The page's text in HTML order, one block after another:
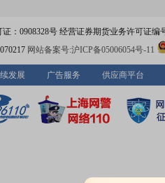
股权质押：蒲忠杰自2024-08-16
1.24%，占总股本比0.15%，累
公告：2026年07月06日发布
解除质押的公告》
：0908328号 经营证券期货业务许可证编
网站备案号:沪ICP备05006054号-11
发展 广告服务 供应商平台